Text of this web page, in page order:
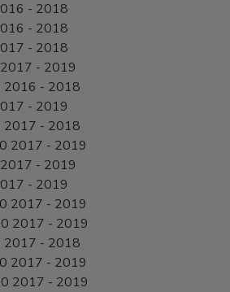
- 2018
- 2018
- 2018
- 2019
2016 - 2018
- 2019
2017 - 2018
2017 - 2019
- 2019
- 2019
2017 - 2019
2017 - 2019
2017 - 2018
2017 - 2019
2017 - 2019